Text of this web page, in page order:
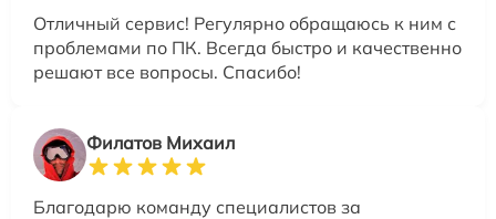
Отличный сервис! Регулярно обращаюсь к ним с
проблемами по ПК. Всегда быстро и качественно
решают все вопросы. Спасибо!
Филатов Михаил
Благодарю команду специалистов за